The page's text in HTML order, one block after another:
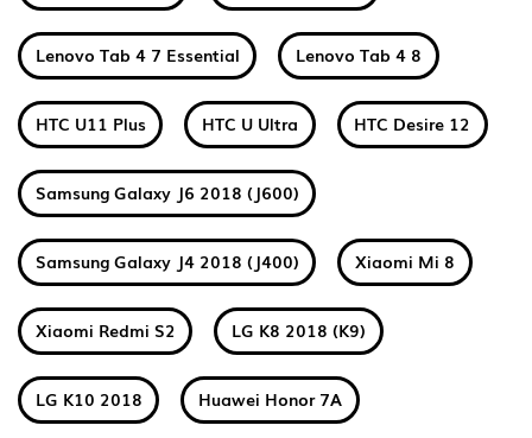
Lenovo Tab 4 7 Essential Lenovo Tab 4 8
HTC U11 Plus HTC U Ultra HTC Desire 12
Samsung Galaxy J6 2018 (J600)
Samsung Galaxy J4 2018 (J400) Xiaomi Mi 8
Xiaomi Redmi S2 LG K8 2018 (K9)
LG K10 2018 Huawei Honor 7A